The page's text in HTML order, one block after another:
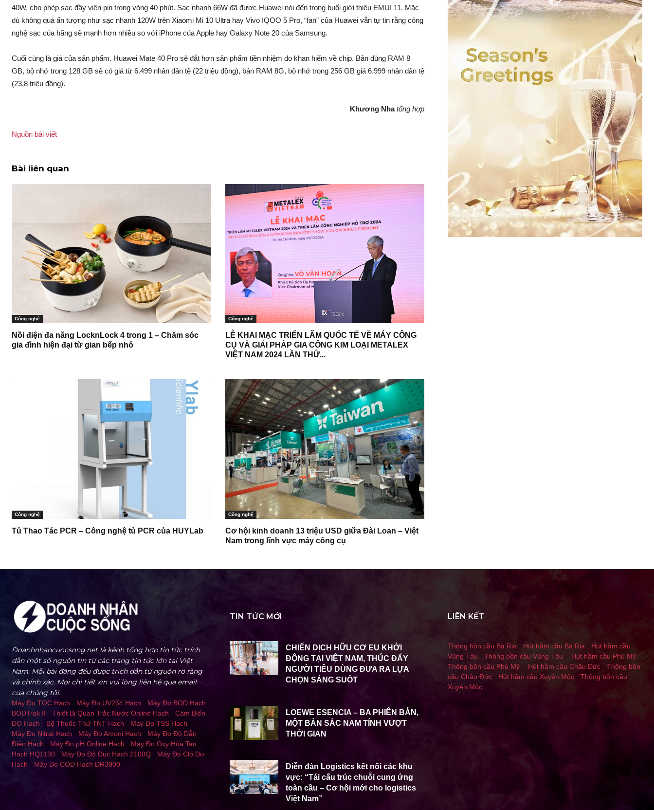
40W, cho phép sạc đầy viên pin trong vòng 40 phút. Sạc nhanh 66W đã được Huawei nói đến trong buổi giới thiệu EMUI 11. Mặc
dù không quá ấn tượng như sạc nhanh 120W trên Xiaomi Mi 10 Ultra hay Vivo IQOO 5 Pro, “fan” của Huawei vẫn tự tin rằng công
nghệ sạc của hãng sẽ mạnh hơn nhiều so với iPhone của Apple hay Galaxy Note 20 của Samsung.
Cuối cùng là giá của sản phẩm. Huawei Mate 40 Pro sẽ đắt hơn sản phẩm tiền nhiệm do khan hiếm về chip. Bản dùng RAM 8
GB, bộ nhớ trong 128 GB sẽ có giá từ 6.499 nhân dân tệ (22 triệu đồng), bản RAM 8G, bộ nhớ trong 256 GB giá 6.999 nhân dân tệ
(23,8 triệu đồng).
Khương Nha tổng hợp
Nguồn bài viết
Bài liên quan
Công nghệ
Nồi điện đa năng LocknLock 4 trong 1 – Chăm sóc
gia đình hiện đại từ gian bếp nhỏ
Công nghệ
LỄ KHAI MẠC TRIỂN LÃM QUỐC TẾ VỀ MÁY CÔNG
CỤ VÀ GIẢI PHÁP GIA CÔNG KIM LOẠI METALEX
VIỆT NAM 2024 LẦN THỨ...
Công nghệ
Tủ Thao Tác PCR – Công nghệ tủ PCR của HUYLab
Công nghệ
Cơ hội kinh doanh 13 triệu USD giữa Đài Loan – Việt
Nam trong lĩnh vực máy công cụ
Doanhnhancuocsong.net là kênh tổng hợp tin tức trích
dẫn một số nguồn tin từ các trang tin tức lớn tại Việt
Nam. Mỗi bài đăng đều được trích dẫn từ nguồn rõ ràng
và chính xác. Mọi chi tiết xin vui lòng liên hệ qua email
của chúng tôi.
Máy Đo TOC Hach Máy Đo UV254 Hach - Máy Đo BOD Hach
BODTrak II - Thiết Bị Quan Trắc Nước Online Hach - Cảm Biến
DO Hach - Bộ Thuốc Thử TNT Hach - Máy Đo TSS Hach
Máy Đo Nitrat Hach - Máy Đo Amoni Hach
Máy Đo Độ Dẫn
Điện Hach - Máy Đo pH Online Hach
Máy Đo Oxy Hòa Tan
Hach HQ1130 - Máy Đo Độ Đục Hach 2100Q
Máy Đo Clo Dư
Hach - Máy Đo COD Hach DR3900
TIN TỨC MỚI
CHIẾN DỊCH HỮU CƠ EU KHỞI
ĐỘNG TẠI VIỆT NAM, THÚC ĐẨY
NGƯỜI TIÊU DÙNG ĐƯA RA LỰA
CHỌN SÁNG SUỐT
LOEWE ESENCIA – BA PHIÊN BẢN,
MỘT BẢN SẮC NAM TÍNH VƯỢT
THỜI GIAN
Diễn đàn Logistics kết nối các khu
vực: “Tái cấu trúc chuỗi cung ứng
toàn cầu – Cơ hội mới cho logistics
Việt Nam”
LIÊN KẾT
Thông bồn cầu Bà Rịa - Hút hầm cầu Bà Rịa - Hút hầm cầu
Vũng Tàu - Thông bồn cầu Vũng Tàu - Hút hầm cầu Phú Mỹ -
Thông bồn cầu Phú Mỹ - Hút hầm cầu Châu Đức - Thông bồn
cầu Châu Đức- Hút hầm cầu Xuyên Mộc - Thông bồn cầu
Xuyên Mộc